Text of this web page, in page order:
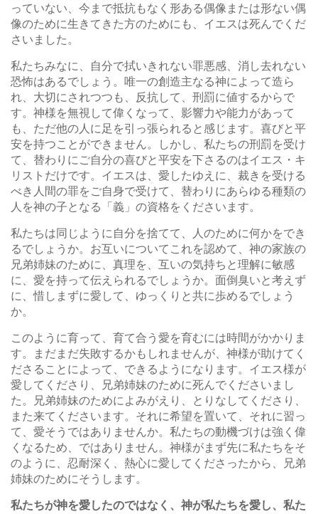
っていない、今まで抵抗もなく形ある偶像または形ない偶
像のために生きてきた方のためにも、イエスは死んでくだ
さいました。
私たちみなに、自分で拭いきれない罪悪感、消し去れない
恐怖はあるでしょう。唯一の創造主なる神によって造ら
れ、大切にされつつも、反抗して、刑罰に値するからで
す。神様を無視して偉くなって、影響力や能力があって
も、ただ他の人に足を引っ張られると感じます。喜びと平
安を持つことができません。しかし、私たちの刑罰を受け
て、替わりにご自分の喜びと平安を下さるのはイエス・キ
リストだけです。イエスは、愛したゆえに、裁きを受ける
べき人間の罪をご自身で受けて、替わりにあらゆる種類の
人を神の子となる「義」の資格をくださいます。
私たちは同じように自分を捨てて、人のために何かをでき
るでしょうか。お互いについてこれを認めて、神の家族の
兄弟姉妹のために、真理を、互いの気持ちと理解に敏感
に、愛を持って伝えられるでしょうか。面倒臭いと考えず
に、惜しまずに愛して、ゆっくりと共に歩めるでしょう
か。
このように育って、育て合う愛を育むには時間がかかりま
す。まだまだ失敗するかもしれませんが、神様が助けてく
ださることによって、できるようになります。イエス様が
愛してくださり、兄弟姉妹のために死んでくださいまし
た。兄弟姉妹のためによみがえり、とりなしてくださり、
また来てくださいます。それに希望を置いて、それに習っ
て、愛そうではありませんか。私たちの動機づけは強く偉
くなるため、ではありません。神様がまず先に私たちをそ
のように、忍耐深く、熱心に愛してくださったから、兄弟
姉妹のためにそうします。
私たちが神を愛したのではなく、神が私たちを愛し、私た